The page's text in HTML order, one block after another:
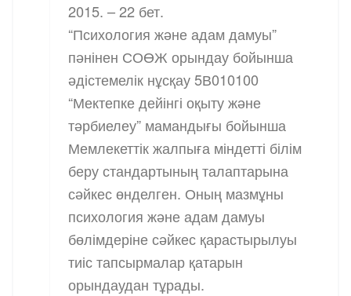
2015. – 22 бет.
“Психология және адам дамуы”
пәнінен СОӨЖ орындау бойынша
әдістемелік нұсқау 5В010100
“Мектепке дейінгі оқыту және
тәрбиелеу” мамандығы бойынша
Мемлекеттік жалпыға міндетті білім
беру стандартының талаптарына
сәйкес өнделген. Оның мазмұны
психология және адам дамуы
бөлімдеріне сәйкес қарастырылуы
тиіс тапсырмалар қатарын
орындаудан тұрады.